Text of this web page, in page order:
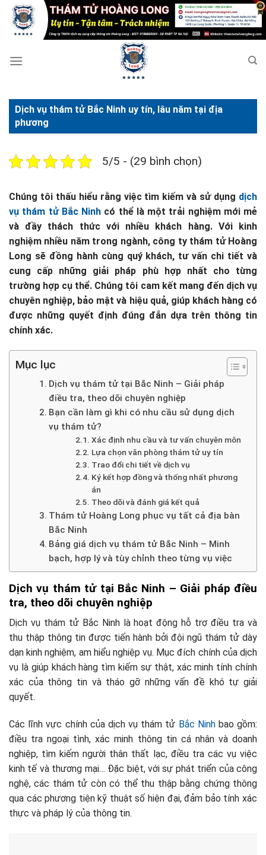
qua
Dịch vụ thám tử Bắc Ninh uy tín, lâu năm tại địa
phương
5/5 - (29 bình chọn)
Chúng tôi thấu hiểu rằng việc tìm kiếm và sử dụng dịch
vụ thám tử Bắc Ninh có thể là một trải nghiệm mới mẻ
và đầy thách thức với nhiều khách hàng. Với kinh
nghiệm nhiều năm trong ngành, công ty thám tử Hoàng
Long sẽ đồng hành cùng quý khách, tư vấn chi tiết và
cung cấp những giải pháp phù hợp nhất cho từng
trường hợp cụ thể. Chúng tôi cam kết mang đến dịch vụ
chuyên nghiệp, bảo mật và hiệu quả, giúp khách hàng có
được những quyết định đúng đắn dựa trên thông tin
chính xác.
Mục lục
Dịch vụ thám tử tại Bắc Ninh – Giải pháp
điều tra, theo dõi chuyên nghiệp
Bạn cần làm gì khi có nhu cầu sử dụng dịch
vụ thám tử?
Xác định nhu cầu và tư vấn chuyên môn
Lựa chọn văn phòng thám tử uy tín
Trao đổi chi tiết về dịch vụ
Ký kết hợp đồng và thống nhất phương
án
Theo dõi và đánh giá kết quả
Thám tử Hoàng Long phục vụ tất cả địa bàn
Bắc Ninh
Bảng giá dịch vụ thám tử Bắc Ninh – Minh
bạch, hợp lý và tùy chỉnh theo từng vụ việc
Dịch vụ thám tử tại Bắc Ninh – Giải pháp điều
tra, theo dõi chuyên nghiệp
Dịch vụ thám tử Bắc Ninh là hoạt động hỗ trợ điều tra và
thu thập thông tin được tiến hành bởi đội ngũ thám tử dày
dạn kinh nghiệm, am hiểu nghiệp vụ. Mục đích chính của dịch
vụ là giúp khách hàng tìm kiếm sự thật, xác minh tính chính
xác của thông tin và tháo gỡ những vấn đề khó tự giải
quyết.
Các lĩnh vực chính của dịch vụ thám tử Bắc Ninhbao gồm:
điều tra ngoại tình, xác minh thông tin cá nhân và doanh
nghiệp, tìm kiếm người thân thất lạc, điều tra các vụ việc
kinh tế và thương mại… Đặc biệt, với sự phát triển của công
nghệ, các thám tử còn có thể thu thập bằng chứng thông
qua các phương tiện kỹ thuật số hiện đại, đảm bảo tính xác
thực và pháp lý của thông tin.